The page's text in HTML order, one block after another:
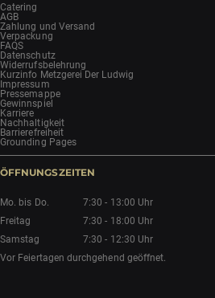
Catering
AGB
Zahlung und Versand
Verpackung
FAQS
Datenschutz
Widerrufsbelehrung
Kurzinfo Metzgerei Der Ludwig
Impressum
Pressemappe
Gewinnspiel
Karriere
Nachhaltigkeit
Barrierefreiheit
Grounding Pages
ÖFFNUNGSZEITEN
Mo. bis Do. 7:30 - 13:00 Uhr
Freitag
7:30 - 18:00 Uhr
Samstag
7:30 - 12:30 Uhr
Vor Feiertagen durchgehend geöffnet.